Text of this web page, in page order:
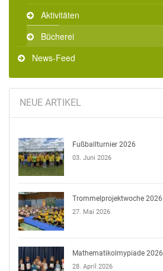
Aktivitäten
Bücherei
News-Feed
NEUE ARTIKEL
Fußballturnier 2026
03. Juni 2026
Trommelprojektwoche 2026
27. Mai 2026
Mathematikolmypiade 2026
28. April 2026